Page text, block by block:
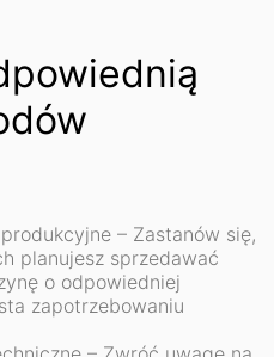
– Zastanów się,
planujesz sprzedawać
o odpowiedniej
zapotrzebowaniu